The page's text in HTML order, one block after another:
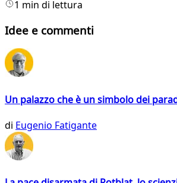
1 min di lettura
Idee e commenti
Un palazzo che è un simbolo dei
di Eugenio Fatigante